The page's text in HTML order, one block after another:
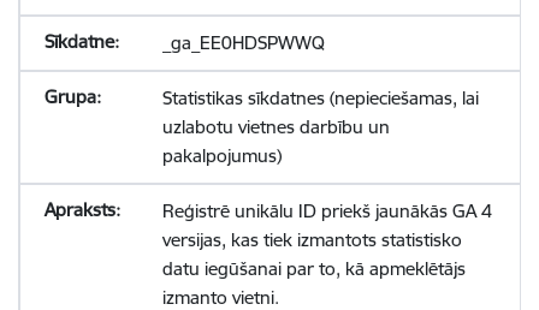
_ga_EE0HDSPWWQ
Statistikas sīkdatnes (nepieciešamas, lai
uzlabotu vietnes darbību un
pakalpojumus)
Reģistrē unikālu ID priekš jaunākās GA 4
versijas, kas tiek izmantots statistisko
datu iegūšanai par to, kā apmeklētājs
izmanto vietni.